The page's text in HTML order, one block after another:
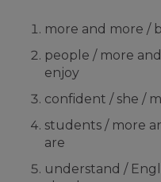
more and more /
people / more
enjoy
confident / she /
students / more
are
understand /